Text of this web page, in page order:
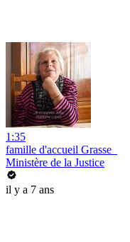
1:35
famille d'accueil Grasse_
Ministère de la Justice
il y a 7 ans